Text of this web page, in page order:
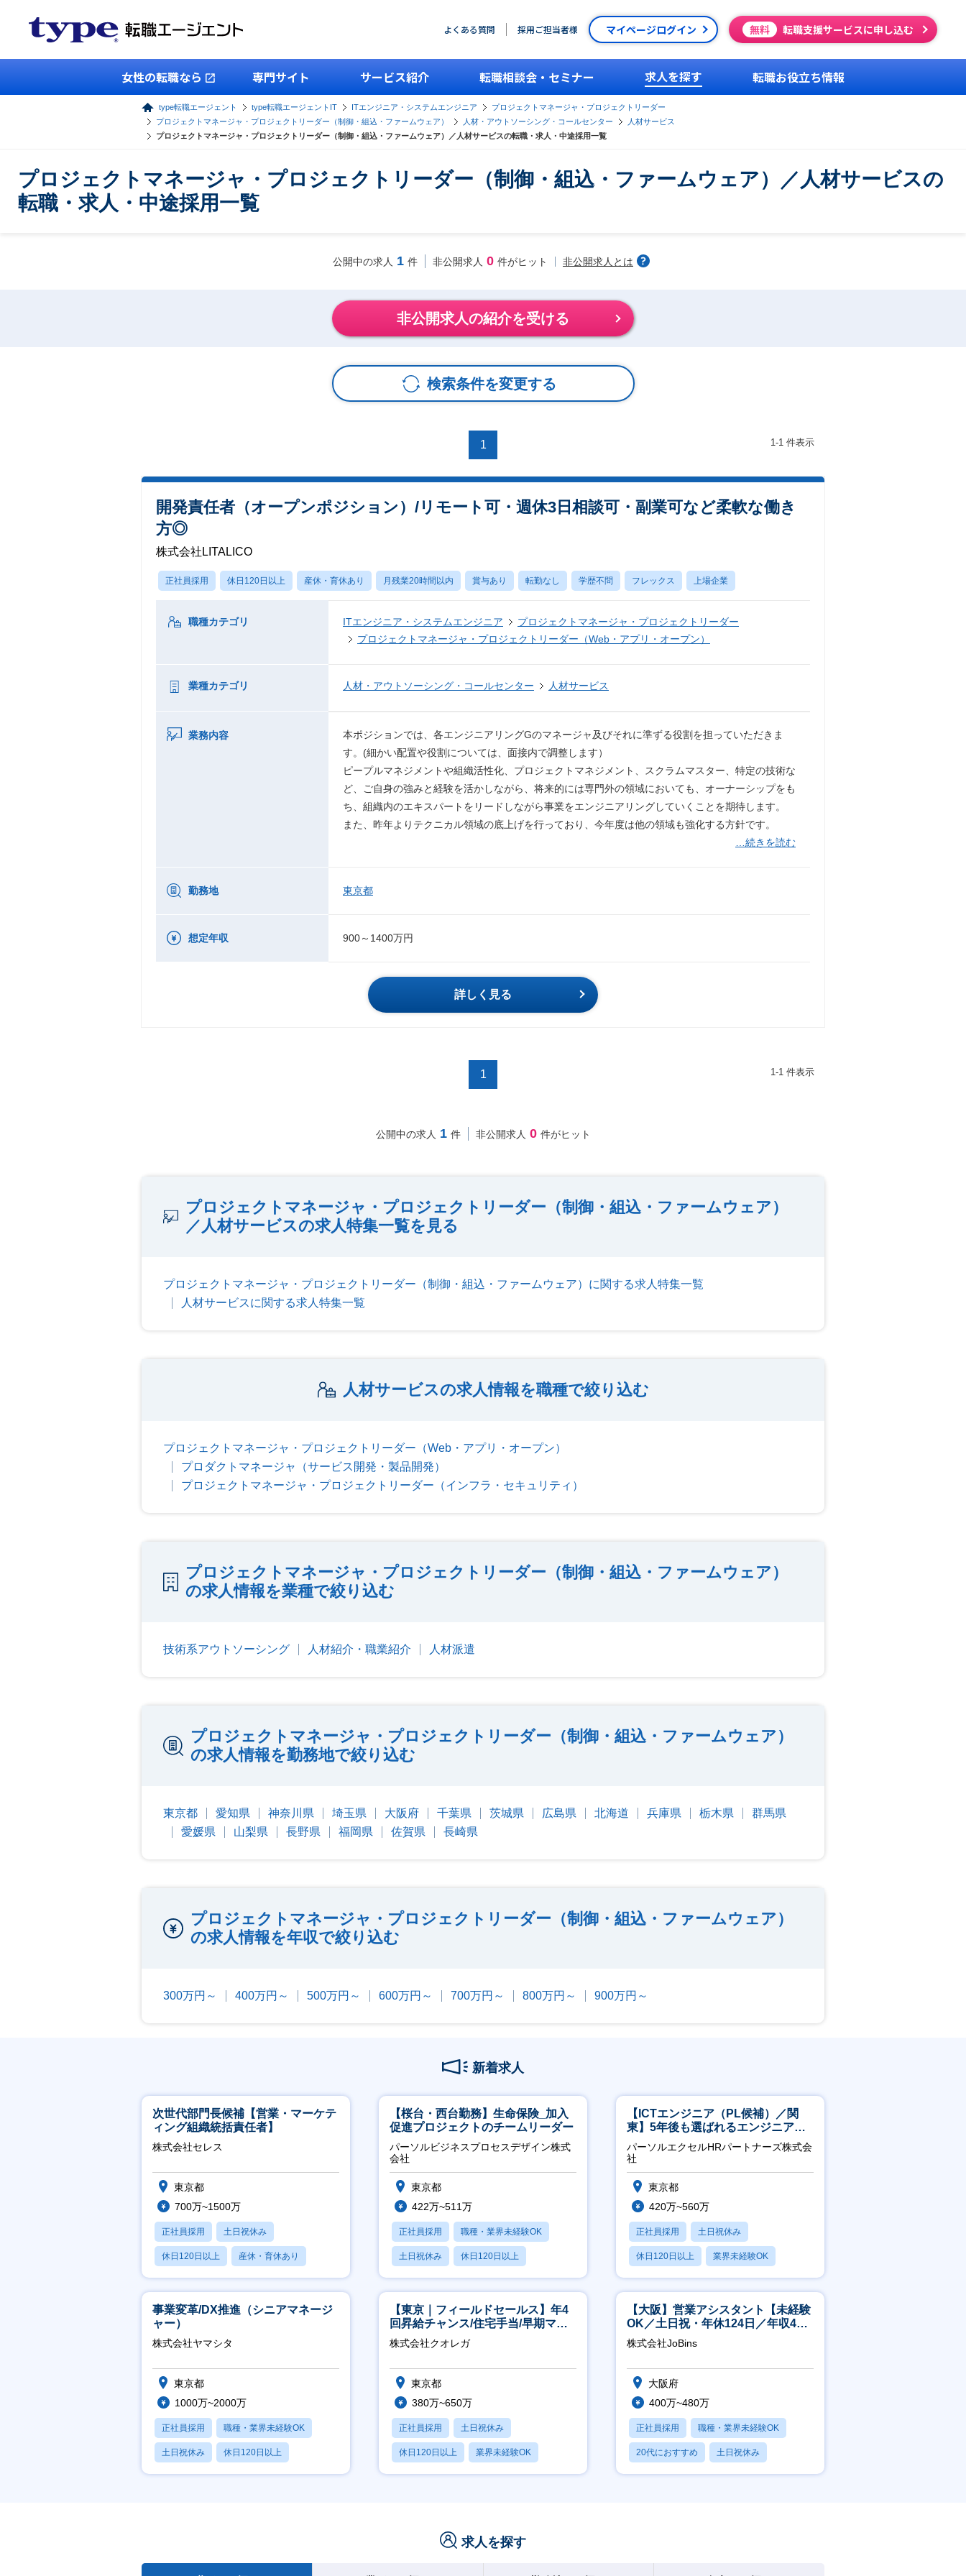
よくある質問 採用ご担当者様 マイページログイン 無料 転職支援サービスに申し込む
女性の転職なら 専門サイト サービス紹介 転職相談会・セミナー 求人を探す 転職お役立ち情報
type転職エージェント type転職エージェントIT ITエンジニア・システムエンジニア
プロジェクトマネージャ・プロジェクトリーダー
プロジェクトマネージャ・プロジェクトリーダー（制御・組込・ファームウェア）
人材・アウトソーシング・コールセンター
人材サービス
プロジェクトマネージャ・プロジェクトリーダー（制御・組込・ファームウェア）／人材サービスの転職・求人・中途採用一覧
プロジェクトマネージャ・プロジェクトリーダー（制御・組込・ファームウェア）／人材サービスの
転職・求人・中途採用一覧
公開中の求人 1 件 非公開求人 0 件がヒット 非公開求人とは
非公開求人の紹介を受ける
検索条件を変更する
1 1-1 件表示
開発責任者（オープンポジション）/リモート可・週休3日相談可・副業可など柔軟な働き
方◎
株式会社LITALICO
正社員採用 休日120日以上 産休・育休あり 月残業20時間以内 賞与あり 転勤なし 学歴不問 フレックス 上場企業
職種カテゴリ ITエンジニア・システムエンジニア
プロジェクトマネージャ・プロジェクトリーダー
プロジェクトマネージャ・プロジェクトリーダー（Web・アプリ・オープン）
業種カテゴリ 人材・アウトソーシング・コールセンター 人材サービス
業務内容
本ポジションでは、各エンジニアリングGのマネージャ及びそれに準ずる役割を担っていただきま
す。(細かい配置や役割については、面接内で調整します）
ピープルマネジメントや組織活性化、プロジェクトマネジメント、スクラムマスター、特定の技術な
ど、ご自身の強みと経験を活かしながら、将来的には専門外の領域においても、オーナーシップをも
ち、組織内のエキスパートをリードしながら事業をエンジニアリングしていくことを期待します。
また、昨年よりテクニカル領域の底上げを行っており、今年度は他の領域も強化する方針です。
…続きを読む
勤務地 東京都
想定年収 900～1400万円
詳しく見る
1 1-1 件表示
公開中の求人 1 件 非公開求人 0 件がヒット
プロジェクトマネージャ・プロジェクトリーダー（制御・組込・ファームウェア）
／人材サービスの求人特集一覧を見る
プロジェクトマネージャ・プロジェクトリーダー（制御・組込・ファームウェア）に関する求人特集一覧
人材サービスに関する求人特集一覧
人材サービスの求人情報を職種で絞り込む
プロジェクトマネージャ・プロジェクトリーダー（Web・アプリ・オープン）
プロダクトマネージャ（サービス開発・製品開発）
プロジェクトマネージャ・プロジェクトリーダー（インフラ・セキュリティ）
プロジェクトマネージャ・プロジェクトリーダー（制御・組込・ファームウェア）
の求人情報を業種で絞り込む
技術系アウトソーシング 人材紹介・職業紹介 人材派遣
プロジェクトマネージャ・プロジェクトリーダー（制御・組込・ファームウェア）
の求人情報を勤務地で絞り込む
東京都 愛知県 神奈川県 埼玉県 大阪府 千葉県 茨城県 広島県 北海道 兵庫県 栃木県
群馬県
愛媛県
山梨県 長野県 福岡県 佐賀県 長崎県
プロジェクトマネージャ・プロジェクトリーダー（制御・組込・ファームウェア）
の求人情報を年収で絞り込む
300万円～ 400万円～ 500万円～ 600万円～ 700万円～ 800万円～ 900万円～
新着求人
次世代部門長候補【営業・マーケテ
ィング組織統括責任者】
株式会社セレス
東京都
700万~1500万
正社員採用 土日祝休み
休日120日以上 産休・育休あり
賞与あり
【桜台・西台勤務】生命保険_加入
促進プロジェクトのチームリーダー
パーソルビジネスプロセスデザイン株式
会社
東京都
422万~511万
正社員採用 職種・業界未経験OK
土日祝休み 休日120日以上
産休・育休あり
【ICTエンジニア（PL候補）／関
東】5年後も選ばれるエンジニアへ
／チーム運営・体制構築
パーソルエクセルHRパートナーズ株式会
社
東京都
420万~560万
正社員採用 土日祝休み
休日120日以上 業界未経験OK
月残業20時間以内
事業変革/DX推進（シニアマネージ
ャー）
株式会社ヤマシタ
東京都
1000万~2000万
正社員採用 職種・業界未経験OK
土日祝休み 休日120日以上
産休・育休あり
【東京｜フィールドセールス】年4
回昇給チャンス/住宅手当/早期マネ
ジメント機会あり！
株式会社クオレガ
東京都
380万~650万
正社員採用 土日祝休み
休日120日以上 業界未経験OK
産休・育休あり
【大阪】営業アシスタント【未経験
OK／土日祝・年休124日／年収400
万～／転勤なし】
株式会社JoBins
大阪府
400万~480万
正社員採用 職種・業界未経験OK
20代におすすめ 土日祝休み
休日120日以上
求人を探す